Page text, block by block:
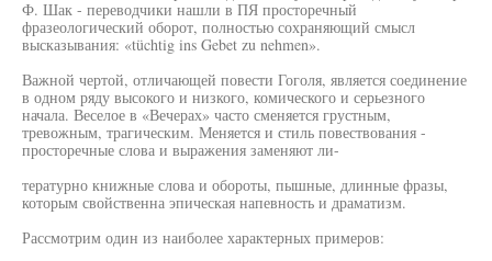
Ф. Шак - переводчики нашли в ПЯ просторечный
фразеологический оборот, полностью сохраняющий смысл
высказывания: «tüchtig ins Gebet zu nehmen».
Важной чертой, отличающей повести Гоголя, является соединение
в одном ряду высокого и низкого, комического и серьезного
начала. Веселое в «Вечерах» часто сменяется грустным,
тревожным, трагическим. Меняется и стиль повествования -
просторечные слова и выражения заменяют ли-
тературно книжные слова и обороты, пышные, длинные фразы,
которым свойственна эпическая напевность и драматизм.
Рассмотрим один из наиболее характерных примеров: